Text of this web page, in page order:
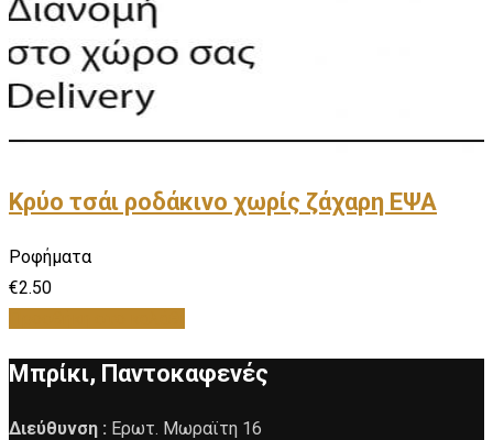
Κρύο τσάι ροδάκινο χωρίς ζάχαρη ΕΨΑ
Ροφήματα
€2.50
Μπρίκι, Παντοκαφενές
Διεύθυνση : Ερωτ. Μωραϊτη 16